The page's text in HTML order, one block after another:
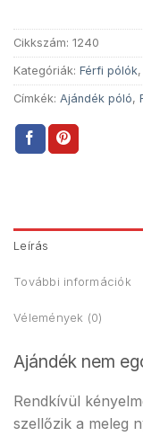
Cikkszám: 1240
Kategóriák: Férfi pólók,
Címkék: Ajándék póló,
Leírás
További információk
Vélemények (0)
Ajándék nem
Rendkívül
szellőzik a meleg